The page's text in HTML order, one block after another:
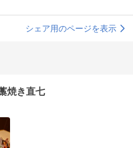
シェア用のページを表示
焼き直七